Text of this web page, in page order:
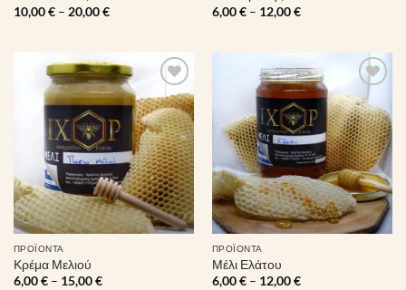
10,00€ – 20,00€Price
6,00€ – 12,00€Price
Πρόσθήκη
στην λίστα
επιθυμιών
ΠΡΟΪΌΝΤΑ
Κρέμα Μελιού
6,00€ – 15,00€Price
Πρόσθήκη
στην λίστα
επιθυμιών
ΠΡΟΪΌΝΤΑ
Μέλι Ελάτου
6,00€ – 12,00€Price